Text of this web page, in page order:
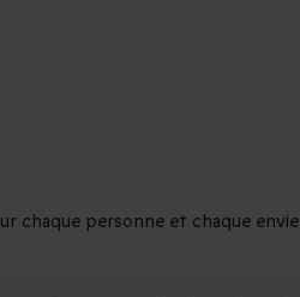
chaque personne et chaque envie